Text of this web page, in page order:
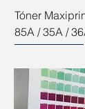
Tóner
85A / 35A /